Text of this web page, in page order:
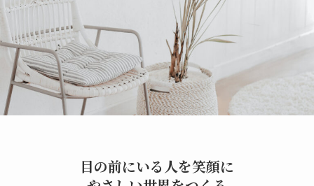
目の前にいる人を笑顔に